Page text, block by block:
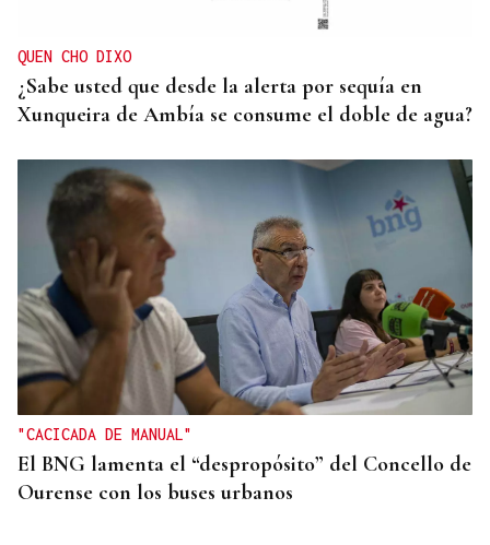
QUEN CHO DIXO
¿Sabe usted que desde la alerta por sequía en
Xunqueira de Ambía se consume el doble de agua?
"CACICADA DE MANUAL"
El BNG lamenta el “despropósito” del Concello de
Ourense con los buses urbanos